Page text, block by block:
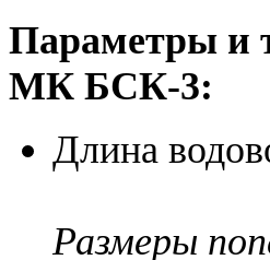
Параметры и
МК БСК-3:
Длина
Размеры